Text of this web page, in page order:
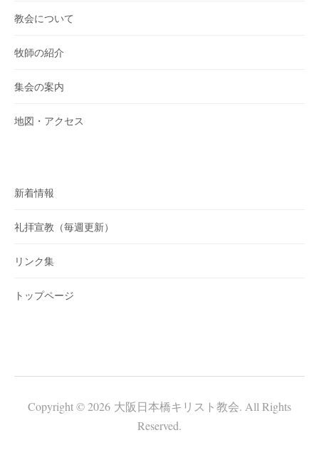
教会について
牧師の紹介
集会の案内
地図・アクセス
新着情報
礼拝宣教（毎週更新）
リンク集
トップページ
Copyright © 2026 大阪日本橋キリスト教会. All Rights
Reserved.